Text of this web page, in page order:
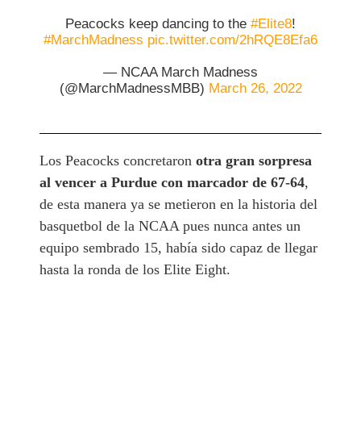
Peacocks keep dancing to the #Elite8!
#MarchMadness pic.twitter.com/2hRQE8Efa6
— NCAA March Madness
(@MarchMadnessMBB) March 26, 2022
Los Peacocks concretaronotra gran sorpresa
al vencer a Purdue con marcador de 67-64,
de esta manera ya se metieron en la historia del
basquetbol de la NCAA pues nunca antes un
equipo sembrado 15, había sido capaz de llegar
hasta la ronda de los Elite Eight.